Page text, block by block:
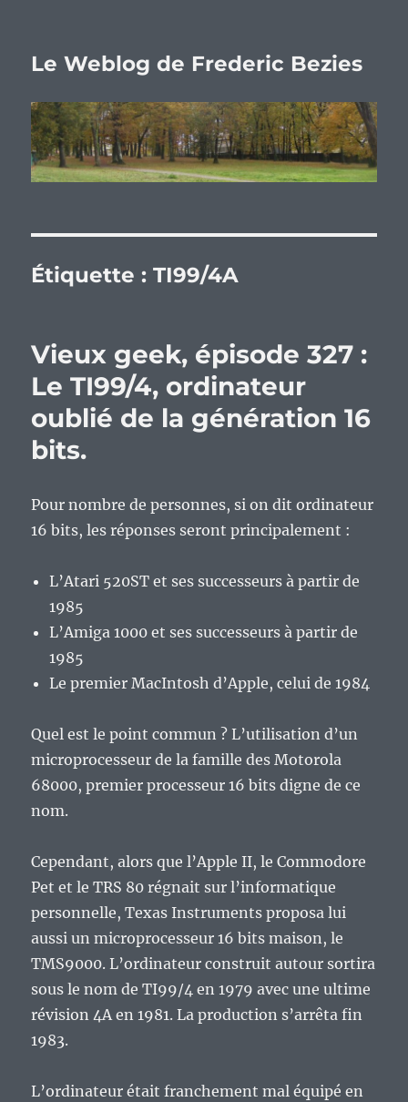
Le Weblog de Frederic Bezies
Étiquette :TI99/4A
Vieux geek, épisode 327 :
Le TI99/4, ordinateur
oublié de la génération 16
bits.
Pour nombre de personnes, si on dit ordinateur
16 bits, les réponses seront principalement :
L’Atari 520ST et ses successeurs à partir de
1985
L’Amiga 1000 et ses successeurs à partir de
1985
Le premier MacIntosh d’Apple, celui de 1984
Quel est le point commun ? L’utilisation d’un
microprocesseur de la famille des Motorola
68000, premier processeur 16 bits digne de ce
nom.
Cependant, alors que l’Apple II, le Commodore
Pet et le TRS 80 régnait sur l’informatique
personnelle, Texas Instruments proposa lui
aussi un microprocesseur 16 bits maison, le
TMS9000. L’ordinateur construit autour sortira
sous le nom de TI99/4 en 1979 avec une ultime
révision 4A en 1981. La production s’arrêta fin
1983.
L’ordinateur était franchement mal équipé en